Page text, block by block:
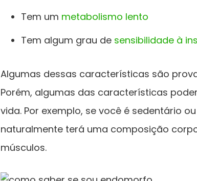
Tem um metabolismo lento
Tem algum grau de sensibilidade à
Algumas dessas características são
Porém, algumas das características
vida. Por exemplo, se você é sedentário
naturalmente terá uma composição
músculos.